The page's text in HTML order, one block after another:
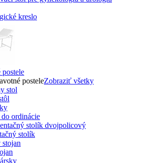
kreslo
postele
posteleZobraziť všetky
ordinácie
stolík